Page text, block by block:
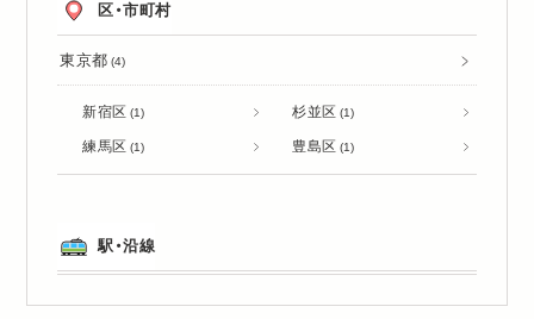
区・市町村
東京都 (4)
新宿区 (1) 杉並区 (1)
練馬区 (1) 豊島区 (1)
駅・沿線